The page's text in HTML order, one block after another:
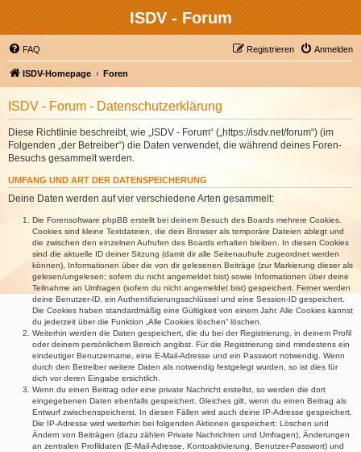
ISDV - Forum
FAQ Anmelden
Registrieren
ISDV-Homepage Foren
ISDV - Forum - Datenschutzerklärung
Diese Richtlinie beschreibt, wie „ISDV - Forum“ („https://isdv.net/forum“) (im
Folgenden „der Betreiber“) die Daten verwendet, die während deines Foren-
Besuchs gesammelt werden.
UMFANG UND ART DER DATENSPEICHERUNG
Deine Daten werden auf vier verschiedene Arten gesammelt:
Die Forensoftware phpBB erstellt bei deinem Besuch des Boards mehrere Cookies.
Cookies sind kleine Textdateien, die dein Browser als temporäre Dateien ablegt und
die zwischen den einzelnen Aufrufen des Boards erhalten bleiben. In diesen Cookies
sind die aktuelle ID deiner Sitzung (damit dir alle Seitenaufrufe zugeordnet werden
können), Informationen über die von dir gelesenen Beiträge (zur Markierung dieser als
gelesen/ungelesen; sofern du nicht angemeldet bist) sowie Informationen über deine
Teilnahme an Umfragen (sofern du nicht angemeldet bist) gespeichert. Ferner werden
deine Benutzer-ID, ein Authentifizierungsschlüssel und eine Session-ID gespeichert.
Die Cookies haben standardmäßig eine Gültigkeit von einem Jahr. Alle Cookies kannst
du jederzeit über die Funktion „Alle Cookies löschen“ löschen.
Weiterhin werden die Daten gespeichert, die du bei der Registrierung, in deinem Profil
oder deinem persönlichem Bereich angibst. Für die Registrierung sind mindestens ein
eindeutiger Benutzername, eine E-Mail-Adresse und ein Passwort notwendig. Wenn
durch den Betreiber weitere Daten als notwendig festgelegt wurden, so ist dies für
dich vor deren Eingabe ersichtlich.
Wenn du einen Beitrag oder eine private Nachricht erstellst, so werden die dort
eingegebenen Daten ebenfalls gespeichert. Gleiches gilt, wenn du einen Beitrag als
Entwurf zwischenspeicherst. In diesen Fällen wird auch deine IP-Adresse gespeichert.
Die IP-Adresse wird weiterhin bei folgenden Aktionen gespeichert: Löschen und
Ändern von Beiträgen (dazu zählen Private Nachrichten und Umfragen), Änderungen
an zentralen Profildaten (E-Mail-Adresse, Kontoaktivierung, Benutzer-Passwort) und